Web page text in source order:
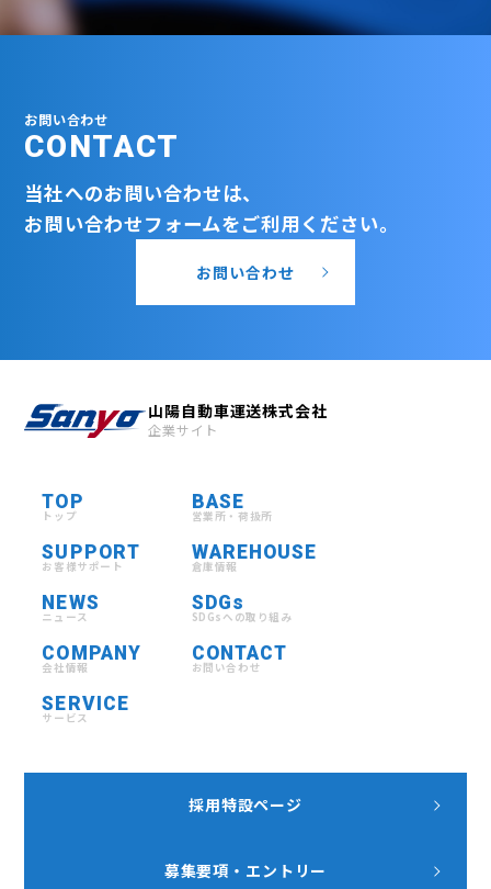
お問い合わせ
CONTACT
当社へのお問い合わせは、
お問い合わせフォームをご利用ください。
お問い合わせ
山陽自動車運送株式会社
企業サイト
採用特設ページ
募集要項・エントリー
TOP
トップ
COMPANY
会社情報
WAREHOUSE
倉庫情報
SUPPORT
お客様サポート
SERVICE
サービス
SDGs
SDGsへの取り組み
NEWS
ニュース
BASE
営業所・荷扱所
CONTACT
お問い合わせ